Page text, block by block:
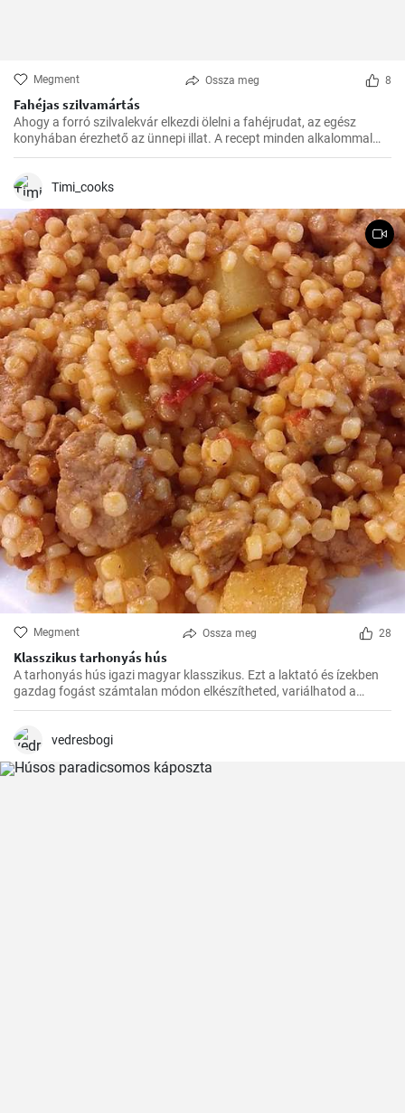
Megment Ossza meg 8
Fahéjas szilvamártás
Ahogy a forró szilvalekvár elkezdi ölelni a fahéjrudat, az egész
konyhában érezhető az ünnepi illat. A recept minden alkalommal
sikerül, és nagyon gyorsan elkészül. Családom és barátaim mindig
Timi_cooks
Megment Ossza meg 28
Klasszikus tarhonyás hús
A tarhonyás hús igazi magyar klasszikus. Ezt a laktató és ízekben
gazdag fogást számtalan módon elkészítheted, variálhatod a
húsokat, a zöldségeket ízlés szerint. Jó kísérletezést és jó étvágyat!
vedresbogi